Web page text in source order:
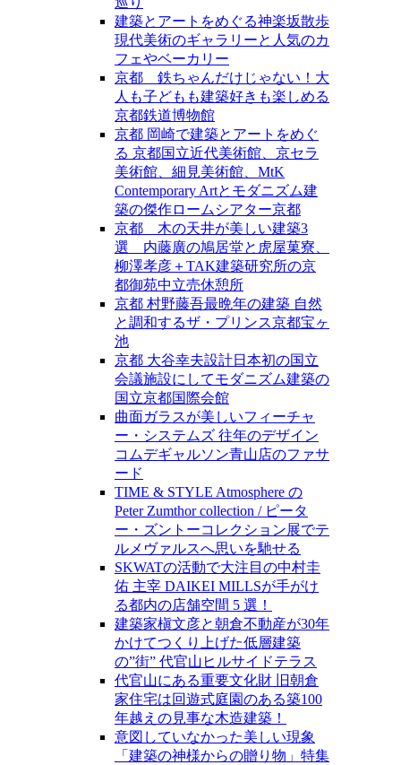
建築とアートをめぐる神楽坂散歩
現代美術のギャラリーと人気のカ
フェやベーカリー
京都 鉄ちゃんだけじゃない！大
人も子どもも建築好きも楽しめる
京都鉄道博物館
京都 岡崎で建築とアートをめぐ
る 京都国立近代美術館、京セラ
美術館、細見美術館、MtK
Contemporary Artとモダニズム建
築の傑作ロームシアター京都
京都 木の天井が美しい建築3
選 内藤廣の鳩居堂と虎屋菓寮、
柳澤孝彦＋TAK建築研究所の京
都御苑中立売休憩所
京都 村野藤吾最晩年の建築 自然
と調和するザ・プリンス京都宝ヶ
池
京都 大谷幸夫設計日本初の国立
会議施設にしてモダニズム建築の
国立京都国際会館
曲面ガラスが美しいフィーチャ
ー・システムズ 往年のデザイン
コムデギャルソン青山店のファサ
ード
TIME & STYLE Atmosphere の
Peter Zumthor collection / ピータ
ー・ズントーコレクション展でテ
ルメヴァルスへ思いを馳せる
SKWATの活動で大注目の中村圭
佑 主宰 DAIKEI MILLSが手がけ
る都内の店舗空間 5 選！
建築家槇文彦と朝倉不動産が30年
かけてつくり上げた低層建築
の”街” 代官山ヒルサイドテラス
代官山にある重要文化財 旧朝倉
家住宅は回遊式庭園のある築100
年越えの見事な木造建築！
意図していなかった美しい現象
「建築の神様からの贈り物」特集